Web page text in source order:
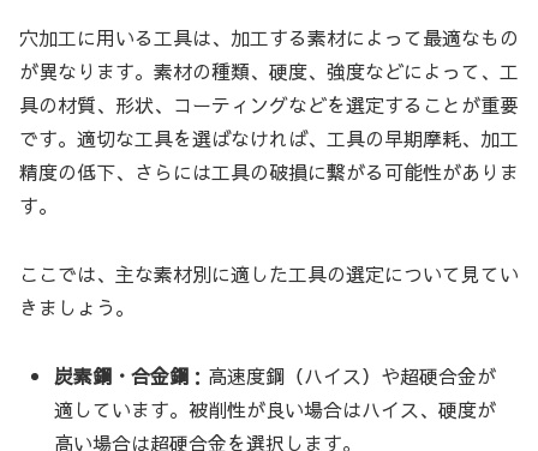
穴加工に用いる工具は、加工する素材によって最適なもの
が異なります。素材の種類、硬度、強度などによって、工
具の材質、形状、コーティングなどを選定することが重要
です。適切な工具を選ばなければ、工具の早期摩耗、加工
精度の低下、さらには工具の破損に繋がる可能性がありま
す。
ここでは、主な素材別に適した工具の選定について見てい
きましょう。
炭素鋼・合金鋼 ：高速度鋼（ハイス）や超硬合金が
適しています。被削性が良い場合はハイス、硬度が
高い場合は超硬合金を選択します。